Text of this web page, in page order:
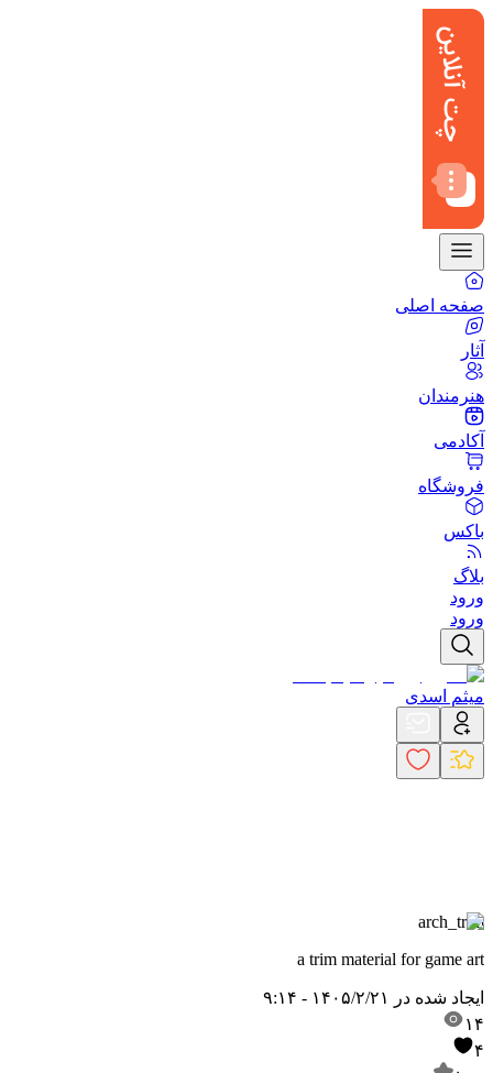
صفحه اصلی
آثار
هنرمندان
آکادمی
فروشگاه
باکس
بلاگ
ورود
ورود
میثم اسدی
arch_trim
a trim material for game art
ایجاد شده در
۱۴۰۵/۲/۲۱ - ۹:۱۴
۱۴
۴